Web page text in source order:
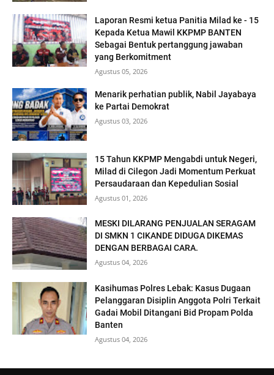
Laporan Resmi ketua Panitia Milad ke - 15
Kepada Ketua Mawil KKPMP BANTEN
Sebagai Bentuk pertanggung jawaban
yang Berkomitment
Agustus 05, 2026
Menarik perhatian publik, Nabil Jayabaya
ke Partai Demokrat
Agustus 03, 2026
15 Tahun KKPMP Mengabdi untuk Negeri,
Milad di Cilegon Jadi Momentum Perkuat
Persaudaraan dan Kepedulian Sosial
Agustus 01, 2026
MESKI DILARANG PENJUALAN SERAGAM
DI SMKN 1 CIKANDE DIDUGA DIKEMAS
DENGAN BERBAGAI CARA.
Agustus 04, 2026
Kasihumas Polres Lebak: Kasus Dugaan
Pelanggaran Disiplin Anggota Polri Terkait
Gadai Mobil Ditangani Bid Propam Polda
Banten
Agustus 04, 2026